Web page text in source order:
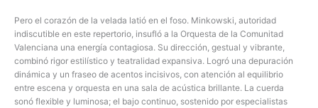
Pero el corazón de la velada latió en el foso. Minkowski, autoridad
indiscutible en este repertorio, insufló a la Orquesta de la Comunitad
Valenciana una energía contagiosa. Su dirección, gestual y vibrante,
combinó rigor estilístico y teatralidad expansiva. Logró una depuración
dinámica y un fraseo de acentos incisivos, con atención al equilibrio
entre escena y orquesta en una sala de acústica brillante. La cuerda
sonó flexible y luminosa; el bajo continuo, sostenido por especialistas